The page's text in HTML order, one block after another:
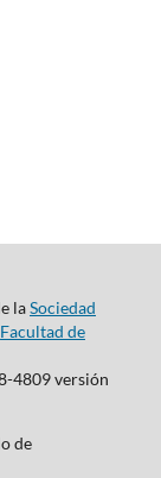
laSociedad
Facultad de
4809 versión
de